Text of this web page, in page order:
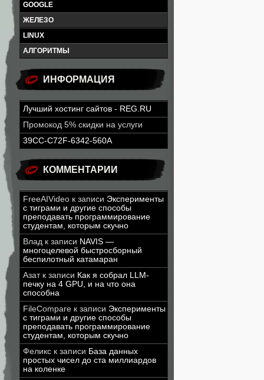
GOOGLE
ЖЕЛЕЗО
LINUX
АЛГОРИТМЫ
ИНФОРМАЦИЯ
Лучший хостинг сайтов - REG.RU
Промокод 5% скидки на услуги
39CC-C72F-6342-560A
КОММЕНТАРИИ
FreeAIVideo к записи Эксперименты
с тиграми и другие способы
преподавать программирование
студентам, которым скучно
Влад к записи NAVIS —
многоцелевой быстросборный
беспилотный катамаран
Азатк записи Как я собрал LLM-
печку на 4 GPU, и на что она
способна
FileCompare к записи Эксперименты
с тиграми и другие способы
преподавать программирование
студентам, которым скучно
Феликс к записи База данных
простых чисел до ста миллиардов
на коленке